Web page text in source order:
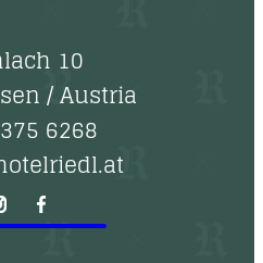
10
/Austria
6268